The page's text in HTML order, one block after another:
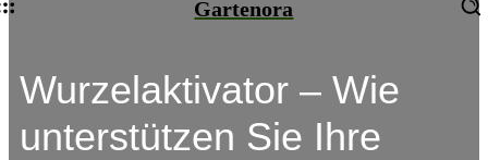
Gartenora
Wurzelaktivator – Wie
unterstützen Sie Ihre